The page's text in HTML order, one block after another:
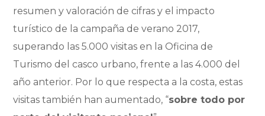
resumen y valoración de cifras y el impacto
turístico de la campaña de verano 2017,
superando las 5.000 visitas en la Oficina de
Turismo del casco urbano, frente a las 4.000 del
año anterior. Por lo que respecta a la costa, estas
visitas también han aumentado, “sobre todo por